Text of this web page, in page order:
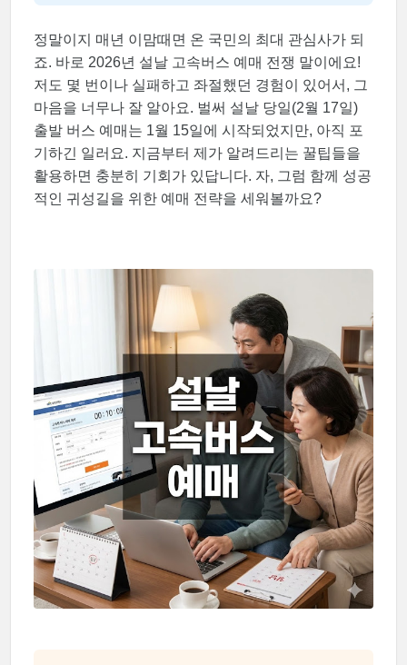
정말이지 매년 이맘때면 온 국민의 최대 관심사가 되
죠. 바로 2026년 설날 고속버스 예매 전쟁 말이에요!
저도 몇 번이나 실패하고 좌절했던 경험이 있어서, 그
마음을 너무나 잘 알아요. 벌써 설날 당일(2월 17일)
출발 버스 예매는 1월 15일에 시작되었지만, 아직 포
기하긴 일러요. 지금부터 제가 알려드리는 꿀팁들을
활용하면 충분히 기회가 있답니다. 자, 그럼 함께 성공
적인 귀성길을 위한 예매 전략을 세워볼까요?